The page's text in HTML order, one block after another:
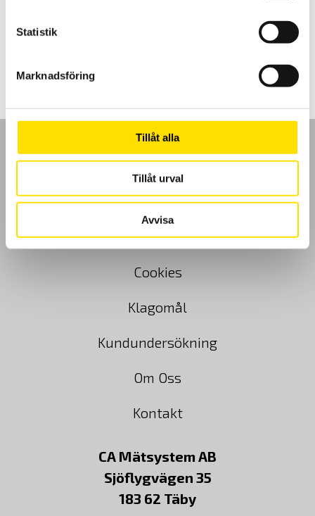
Statistik
Marknadsföring
Tillåt alla
Tillåt urval
Avvisa
GDPR
Köpvillkor
Cookies
Klagomål
Kundundersökning
Om Oss
Kontakt
CA Mätsystem AB
Sjöflygvägen 35
183 62 Täby